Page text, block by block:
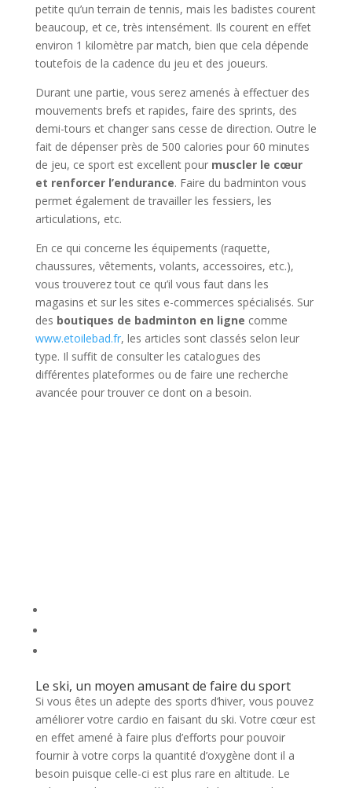
petite qu’un terrain de tennis, mais les badistes courent
beaucoup, et ce, très intensément. Ils courent en effet
environ 1 kilomètre par match, bien que cela dépende
toutefois de la cadence du jeu et des joueurs.
Durant une partie, vous serez amenés à effectuer des
mouvements brefs et rapides, faire des sprints, des
demi-tours et changer sans cesse de direction. Outre le
fait de dépenser près de 500 calories pour 60 minutes
de jeu, ce sport est excellent pour muscler le cœur
et renforcer l’endurance. Faire du badminton vous
permet également de travailler les fessiers, les
articulations, etc.
En ce qui concerne les équipements (raquette,
chaussures, vêtements, volants, accessoires, etc.),
vous trouverez tout ce qu’il vous faut dans les
magasins et sur les sites e-commerces spécialisés. Sur
des boutiques de badminton en ligne comme
www.etoilebad.fr, les articles sont classés selon leur
type. Il suffit de consulter les catalogues des
différentes plateformes ou de faire une recherche
avancée pour trouver ce dont on a besoin.
Le ski, un moyen amusant de faire du sport
Si vous êtes un adepte des sports d’hiver, vous pouvez
améliorer votre cardio en faisant du ski. Votre cœur est
en effet amené à faire plus d’efforts pour pouvoir
fournir à votre corps la quantité d’oxygène dont il a
besoin puisque celle-ci est plus rare en altitude. Le